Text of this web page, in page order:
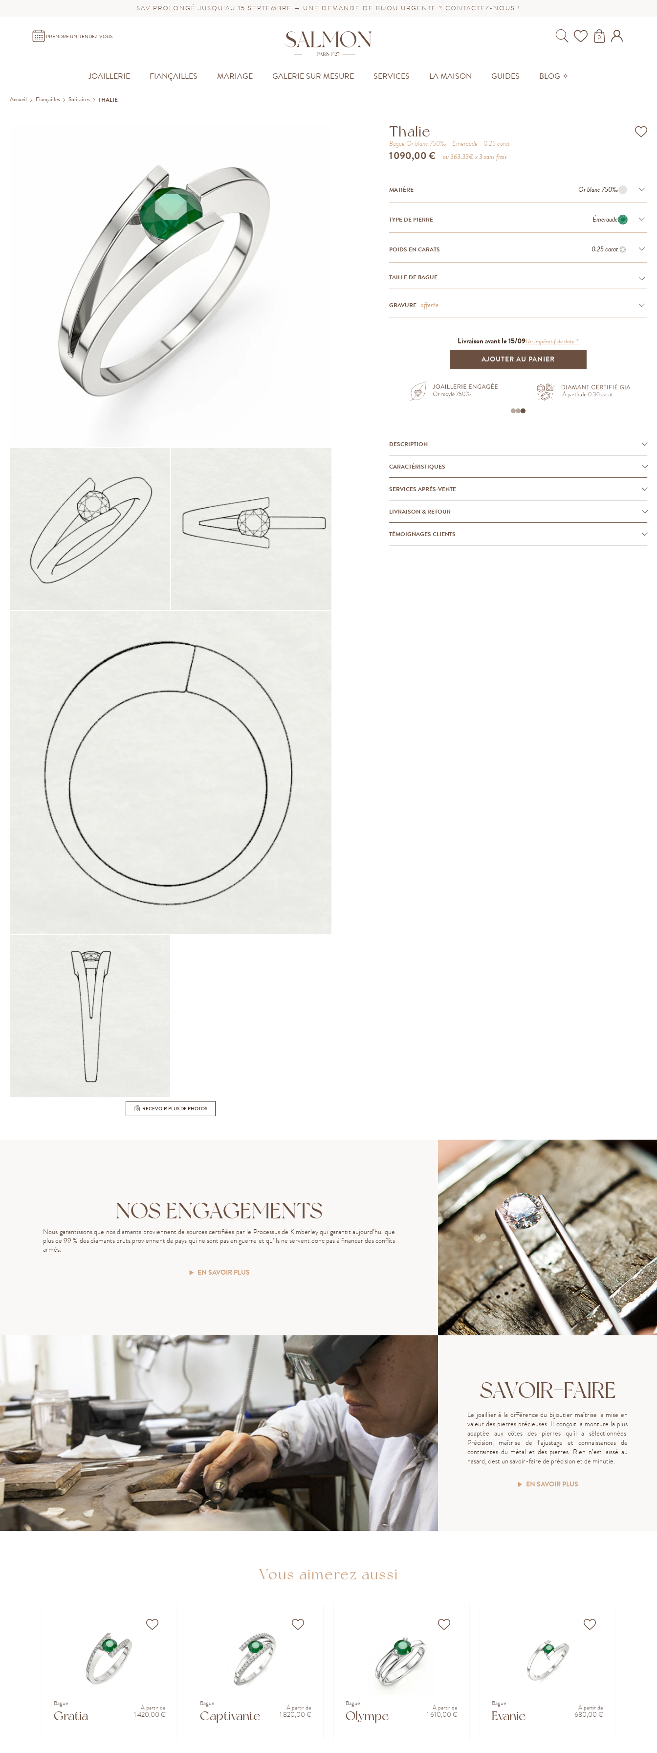
SAV PROLONGÉ JUSQU’AU 15 SEPTEMBRE — UNE DEMANDE DE BIJOU URGENTE ? CONTACTEZ-NOUS !
PRENDRE UN RENDEZ-VOUS
JOAILLERIE FIANÇAILLES MARIAGE GALERIE SUR MESURE SERVICES LA MAISON GUIDES BLOG ✧
0
Accueil Fiançailles Solitaires THALIE
RECEVOIR PLUS DE PHOTOS
Thalie
Bague Or blanc 750‰ Émeraude 0.25carat
1 090,00 € ou363.33€ x 3 sans frais
MATIÈRE Or blanc 750‰
TYPE DE PIERRE Émeraude
POIDS EN CARATS 0.25 carat
TAILLE DE BAGUE
GRAVURE offerte
Livraison avant le 15/09Un impératif de date ?
AJOUTER AU PANIER
DESCRIPTION
CARACTÉRISTIQUES
SERVICES APRÈS-VENTE
LIVRAISON & RETOUR
TÉMOIGNAGES CLIENTS
NOS ENGAGEMENTS
Nous garantissons que nos diamants proviennent de sources certifiées par le Processus de Kimberley qui garantit aujourd’hui que
plus de 99 % des diamants bruts proviennent de pays qui ne sont pas en guerre et qu’ils ne servent donc pas à financer des conflits
armés.
EN SAVOIR PLUS
SAVOIR-FAIRE
Le joaillier à la différence du bijoutier maîtrise la mise en
valeur des pierres précieuses. Il conçoit la monture la plus
adaptée aux côtes des pierres qu’il a sélectionnées.
Précision, maîtrise de l’ajustage et connaissances de
contraintes du métal et des pierres. Rien n’est laissé au
hasard, c’est un savoir-faire de précision et de minutie.
EN SAVOIR PLUS
Vous aimerez aussi
Bague
Gratia
À partir de
1 420,00 €
Bague
Captivante
À partir de
1 820,00 €
Bague
Olympe
À partir de
1 610,00 €
Bague
Evanie
À partir de
680,00 €